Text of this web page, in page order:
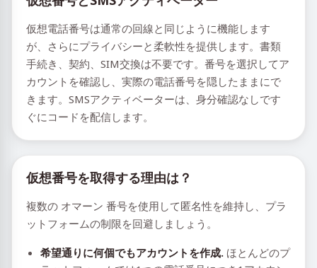
仮想電話番号は通常の回線と同じように機能します
が、さらにプライバシーと柔軟性を提供します。書類
手続き、契約、SIM交換は不要です。番号を選択してア
カウントを確認し、実際の電話番号を隠したままにで
きます。SMSアクティベーターは、身分確認なしです
ぐにコードを配信します。
仮想番号を取得する理由は？
複数の オマーン 番号を使用して匿名性を維持し、プラ
ットフォームの制限を回避しましょう。
希望通りに何個でもアカウントを作成. ほとんどのプ